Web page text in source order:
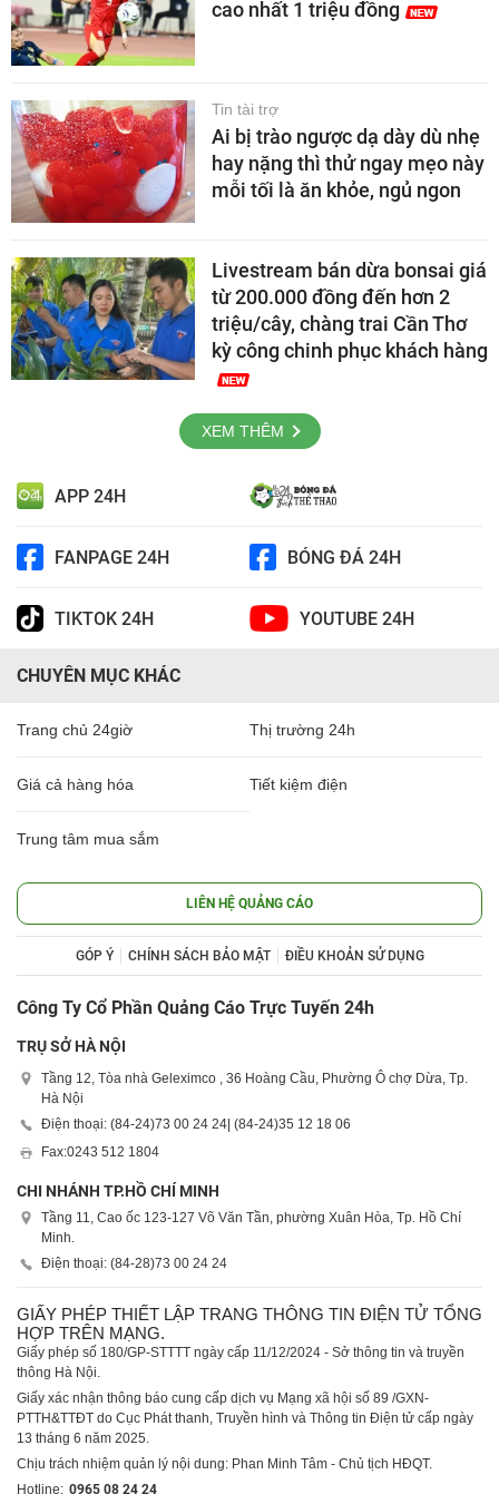
cao nhất 1 triệu đồng
Tin tài trợ
Ai bị trào ngược dạ dày dù nhẹ
hay nặng thì thử ngay mẹo này
mỗi tối là ăn khỏe, ngủ ngon
Livestream bán dừa bonsai giá
từ 200.000 đồng đến hơn 2
triệu/cây, chàng trai Cần Thơ
kỳ công chinh phục khách hàng
XEM THÊM
APP 24H
FANPAGE 24H BÓNG ĐÁ 24H
TIKTOK 24H YOUTUBE 24H
CHUYÊN MỤC KHÁC
Trang chủ 24giờ Thị trường 24h
Giá cả hàng hóa Tiết kiệm điện
Trung tâm mua sắm
LIÊN HỆ QUẢNG CÁO
GÓP Ý CHÍNH SÁCH BẢO MẬT ĐIỀU KHOẢN SỬ DỤNG
Công Ty Cổ Phần Quảng Cáo Trực Tuyến 24h
TRỤ SỞ HÀ NỘI
Tầng 12, Tòa nhà Geleximco , 36 Hoàng Cầu, Phường Ô chợ Dừa, Tp.
Hà Nội
Điện thoại: (84-24)73 00 24 24 | (84-24)35 12 18 06
Fax:0243 512 1804
CHI NHÁNH TP.HỒ CHÍ MINH
Tầng 11, Cao ốc 123-127 Võ Văn Tần, phường Xuân Hòa, Tp. Hồ Chí
Minh.
Điện thoại: (84-28)73 00 24 24
GIẤY PHÉP THIẾT LẬP TRANG THÔNG TIN ĐIỆN TỬ TỔNG
HỢP TRÊN MẠNG.
Giấy phép số 180/GP-STTTT ngày cấp 11/12/2024 - Sở thông tin và truyền
thông Hà Nội.
Giấy xác nhận thông báo cung cấp dịch vụ Mạng xã hội số 89 /GXN-
PTTH&TTĐT do Cục Phát thanh, Truyền hình và Thông tin Điện tử cấp ngày
13 tháng 6 năm 2025.
Chịu trách nhiệm quản lý nội dung: Phan Minh Tâm - Chủ tịch HĐQT.
Hotline: 0965 08 24 24